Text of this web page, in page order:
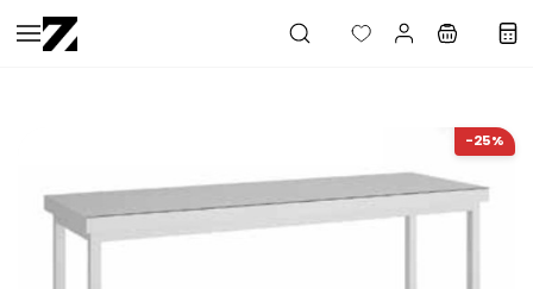
Saltar al
contenido
-25%